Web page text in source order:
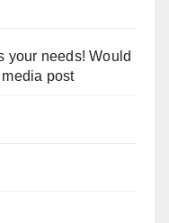
your needs! Would
post